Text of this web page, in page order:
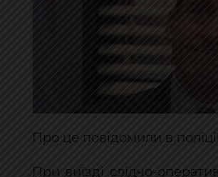
Про це повідомили в
При виїзді слідчо-